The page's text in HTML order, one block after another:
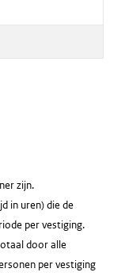
zijn.
in uren) die de
per vestiging.
door alle
per vestiging